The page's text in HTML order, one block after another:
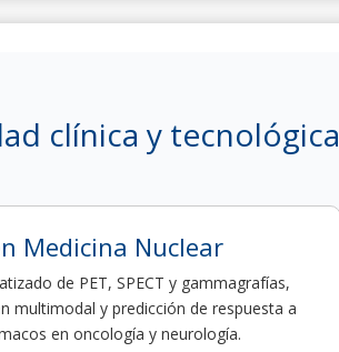
clínica y tecnológica
Medicina Nuclear
de PET, SPECT y gammagrafías,
multimodal y predicción de respuesta a
en oncología y neurología.